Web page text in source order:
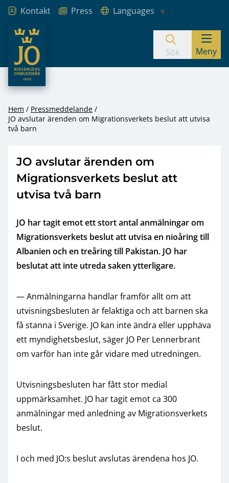
Hoppa till innehåll
Kontakt Press
Languages
JO – Riksdagens Ombudsmän
Sök Meny
Hem
Pressmeddelande
JO avslutar ärenden om Migrationsverkets beslut att utvisa
två barn
JO avslutar ärenden om
Migrationsverkets beslut att
utvisa två barn
JO har tagit emot ett stort antal anmälningar om
Migrationsverkets beslut att utvisa en nioåring till
Albanien och en treåring till Pakistan. JO har
beslutat att inte utreda saken ytterligare.
— Anmälningarna handlar framför allt om att
utvisningsbesluten är felaktiga och att barnen ska
få stanna i Sverige. JO kan inte ändra eller upphäva
ett myndighetsbeslut, säger JO Per Lennerbrant
om varför han inte går vidare med utredningen.
Utvisningsbesluten har fått stor medial
uppmärksamhet. JO har tagit emot ca 300
anmälningar med anledning av Migrationsverkets
beslut.
I och med JO:s beslut avslutas ärendena hos JO.